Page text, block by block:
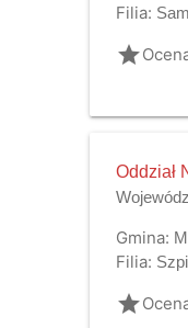
Filia:
grade
Oddział
Gmina:
Filia:
grade